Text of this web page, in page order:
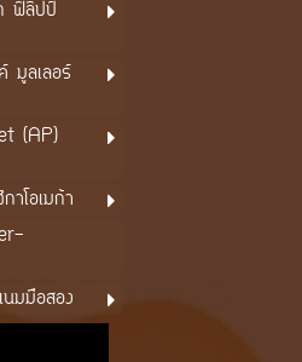
ฟิลิปป์
มูลเลอร์
(AP)
โอเมก้า
มมือสอง